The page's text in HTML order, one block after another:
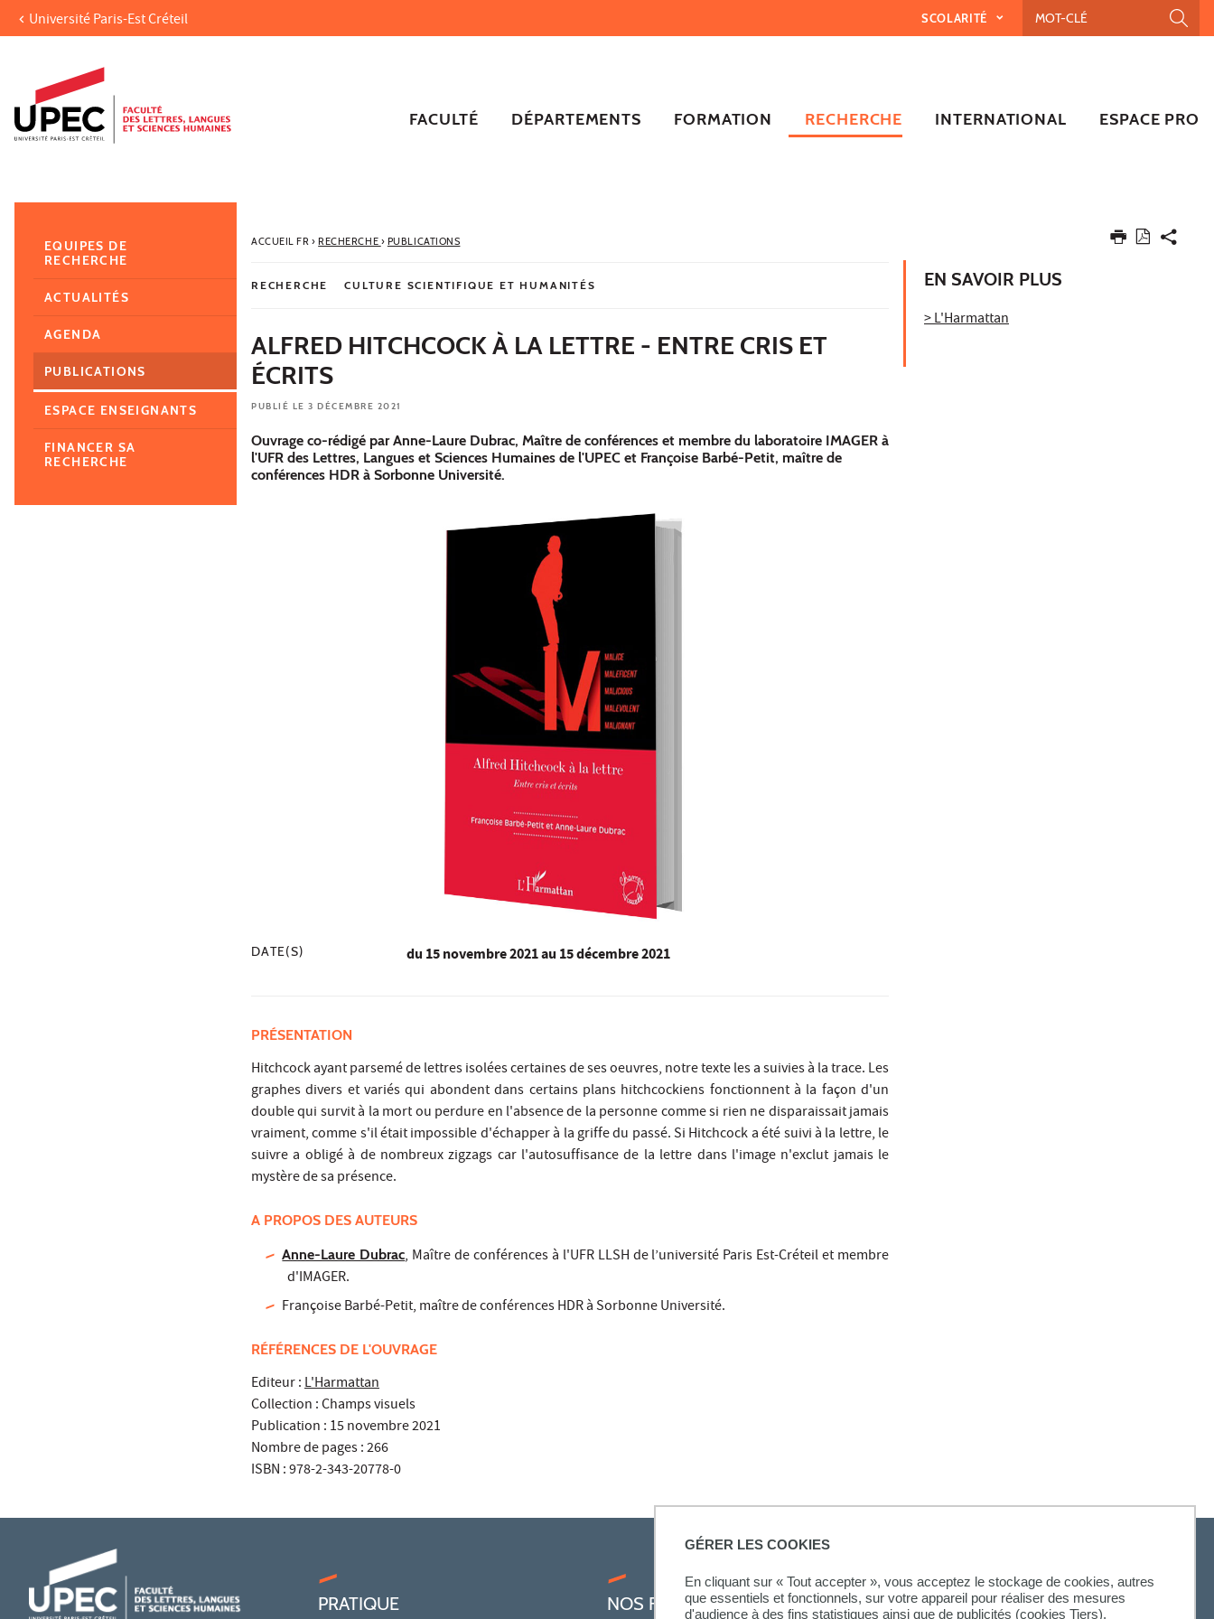
GÉRER LES COOKIES
En cliquant sur « Tout accepter », vous acceptez le stockage de cookies, autres
que essentiels et fonctionnels, sur votre appareil pour réaliser des mesures
d'audience à des fins statistiques ainsi que de publicités (cookies Tiers).
Aller au contenu
Accès directs
Recherche
Navigation secondaire
Université Paris-Est Créteil SCOLARITÉ
FACULTÉ DÉPARTEMENTS FORMATION RECHERCHE INTERNATIONAL ESPACE PRO
ACCUEIL FR› RECHERCHE › PUBLICATIONS
RECHERCHE CULTURE SCIENTIFIQUE ET HUMANITÉS
ALFRED HITCHCOCK À LA LETTRE - ENTRE CRIS ET
ÉCRITS
PUBLIÉ LE 3 DÉCEMBRE 2021
Ouvrage co-rédigé par Anne-Laure Dubrac, Maître de conférences et membre du laboratoire IMAGER à
l'UFR des Lettres, Langues et Sciences Humaines de l'UPEC et Françoise Barbé-Petit, maître de
conférences HDR à Sorbonne Université.
DATE(S) du 15 novembre 2021au 15 décembre 2021
PRÉSENTATION
Hitchcock ayant parsemé de lettres isolées certaines de ses oeuvres, notre texte les a suivies à la trace. Les
graphes divers et variés qui abondent dans certains plans hitchcockiens fonctionnent à la façon d'un
double qui survit à la mort ou perdure en l'absence de la personne comme si rien ne disparaissait jamais
vraiment, comme s'il était impossible d'échapper à la griffe du passé. Si Hitchcock a été suivi à la lettre, le
suivre a obligé à de nombreux zigzags car l'autosuffisance de la lettre dans l'image n'exclut jamais le
mystère de sa présence.
A PROPOS DES AUTEURS
Anne-Laure Dubrac, Maître de conférences à l'UFR LLSH de l’université Paris Est-Créteil et membre
d'IMAGER.
Françoise Barbé-Petit, maître de conférences HDR à Sorbonne Université.
RÉFÉRENCES DE L'OUVRAGE
Editeur :L'Harmattan
Collection : Champs visuels
Publication : 15 novembre 2021
Nombre de pages : 266
ISBN : 978-2-343-20778-0
EN SAVOIR PLUS
> L'Harmattan
EQUIPES DE
RECHERCHE
ACTUALITÉS
AGENDA
PUBLICATIONS
ESPACE ENSEIGNANTS
FINANCER SA
RECHERCHE
PRATIQUE NOS FORMATIONS